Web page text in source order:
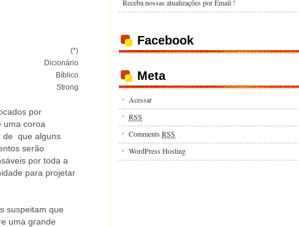
(*)
Dicionário
Bíblico
Strong
por
uma coroa
de que alguns
serão
por toda a
para projetar
suspeitam que
uma grande
Receba nossas atualizações por Email !
Facebook
Meta
Acessar
RSS
Comments RSS
WordPress Hosting